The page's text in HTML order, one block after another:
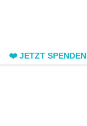
❤️ JETZT SPENDEN